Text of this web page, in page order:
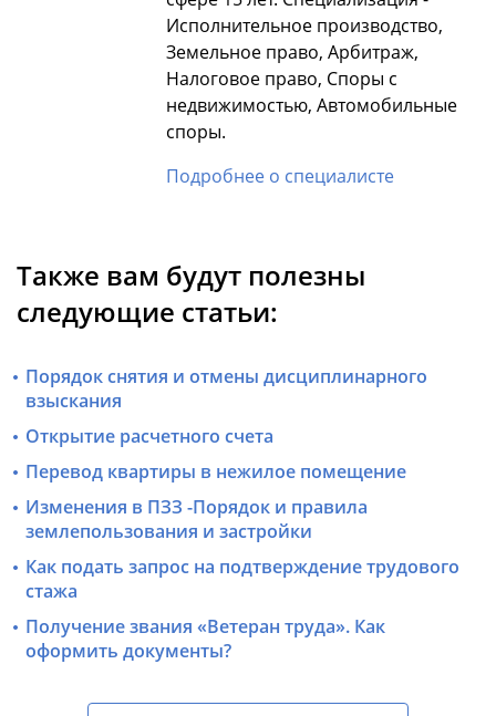
Исполнительное производство,
Земельное право, Арбитраж,
Налоговое право, Споры с
недвижимостью, Автомобильные
споры.
Подробнее о специалисте
Также вам будут полезны
следующие статьи:
Порядок снятия и отмены дисциплинарного
взыскания
Открытие расчетного счета
Перевод квартиры в нежилое помещение
Изменения в ПЗЗ -Порядок и правила
землепользования и застройки
Как подать запрос на подтверждение трудового
стажа
Получение звания «Ветеран труда». Как
оформить документы?